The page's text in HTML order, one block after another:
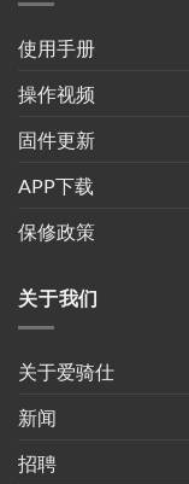
使用手册
操作视频
固件更新
APP下载
保修政策
关于我们
关于爱骑仕
新闻
招聘